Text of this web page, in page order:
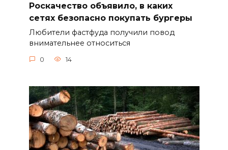
Роскачество объявило, в каких
сетях безопасно покупать бургеры
Любители фастфуда получили повод
внимательнее относиться
0 14